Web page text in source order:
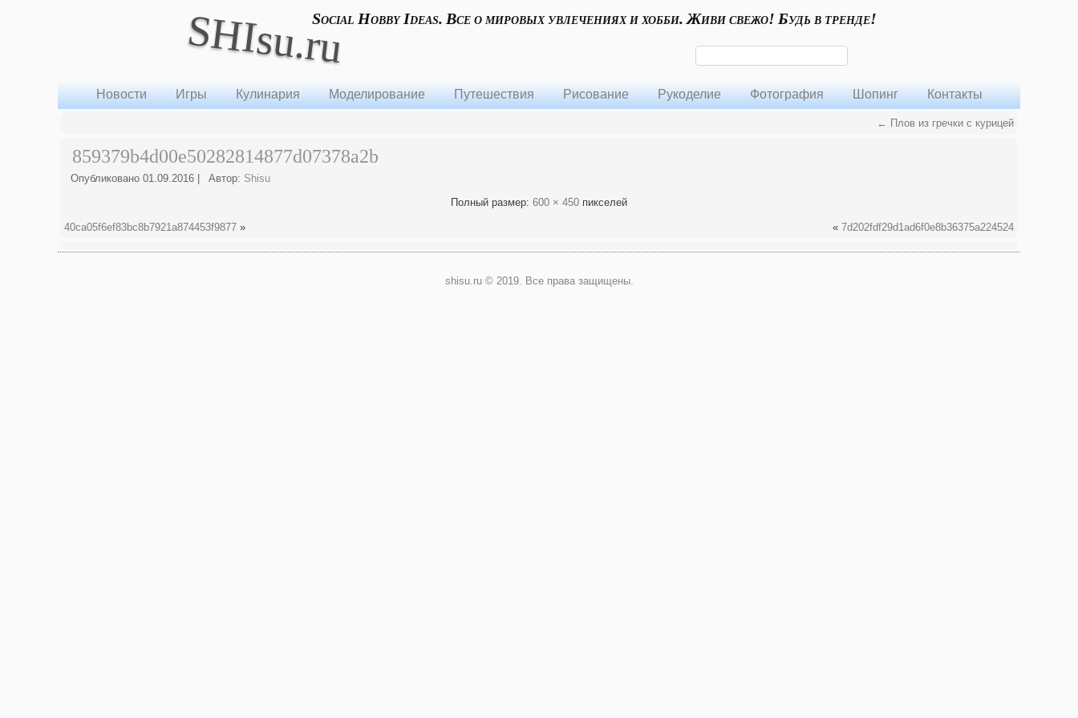
SHIsu.ruSocial Hobby Ideas. Все о мировых увлечениях и хобби. Живи свежо! Будь в тренде!
Новости Игры Кулинария Моделирование Путешествия Рисование Рукоделие Фотография Шопинг Контакты
← Плов из гречки с курицей
859379b4d00e50282814877d07378a2b
Опубликовано 01.09.2016 Автор: Shisu
Полный размер: 600 × 450 пикселей
40ca05f6ef83bc8b7921a874453f9877 » « 7d202fdf29d1ad6f0e8b36375a224524
shisu.ru © 2019. Все права защищены.